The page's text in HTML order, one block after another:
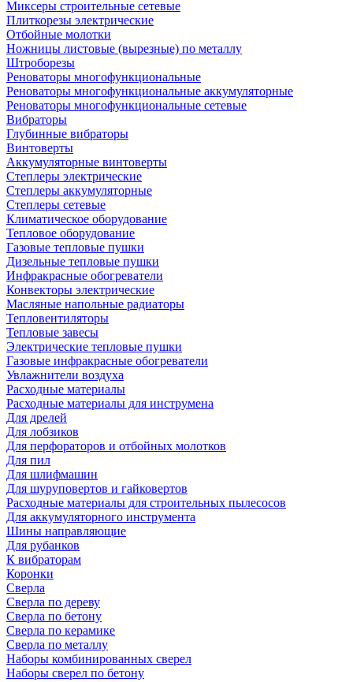
Миксеры строительные сетевые
Плиткорезы электрические
Отбойные молотки
Ножницы листовые (вырезные) по металлу
Штроборезы
Реноваторы многофункциональные
Реноваторы многофункциональные аккумуляторные
Реноваторы многофункциональные сетевые
Вибраторы
Глубинные вибраторы
Винтоверты
Аккумуляторные винтоверты
Степлеры электрические
Степлеры аккумуляторные
Степлеры сетевые
Климатическое оборудование
Тепловое оборудование
Газовые тепловые пушки
Дизельные тепловые пушки
Инфракрасные обогреватели
Конвекторы электрические
Масляные напольные радиаторы
Тепловентиляторы
Тепловые завесы
Электрические тепловые пушки
Газовые инфракрасные обогреватели
Увлажнители воздуха
Расходные материалы
Расходные материалы для инструмена
Для дрелей
Для лобзиков
Для перфораторов и отбойных молотков
Для пил
Для шлифмашин
Для шуруповертов и гайковертов
Расходные материалы для строительных пылесосов
Для аккумуляторного инструмента
Шины направляющие
Для рубанков
К вибраторам
Коронки
Сверла
Сверла по дереву
Сверла по бетону
Сверла по керамике
Сверла по металлу
Наборы комбинированных сверел
Наборы сверел по бетону